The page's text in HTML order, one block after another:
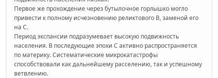
Первое же прохождение через бутылочное горлышко могло
привести к полному исчезновению реликтового В, заменой его
на С.
Период экспансии подразумевает высокую подвижность
населения. В последующие эпохи С активно распространяется
по материку. Систематические микрокатастрофы
способствовали как дальнейшему расселению, так и успешному
ветвлению.